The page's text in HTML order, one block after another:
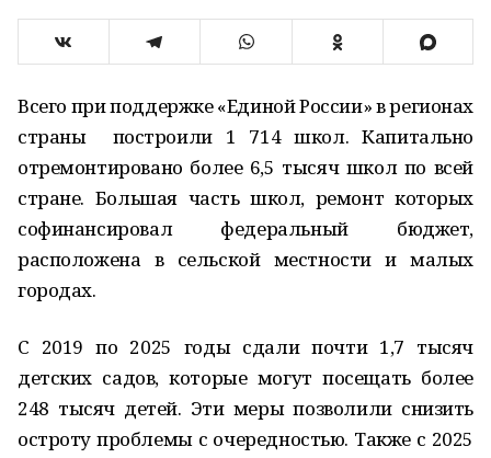
Всего при поддержке «Единой России» в регионах
страны построили 1 714 школ. Капитально
отремонтировано более 6,5 тысяч школ по всей
стране. Большая часть школ, ремонт которых
софинансировал федеральный бюджет,
расположена в сельской местности и малых
городах.
С 2019 по 2025 годы сдали почти 1,7 тысяч
детских садов, которые могут посещать более
248 тысяч детей. Эти меры позволили снизить
остроту проблемы с очередностью. Также с 2025